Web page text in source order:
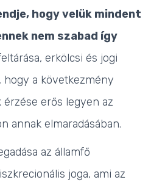
hogy velük mindent
nem szabad így
erkölcsi és jogi
a következmény
erős legyen az
annak elmaradásában.
az államfő
joga, ami az